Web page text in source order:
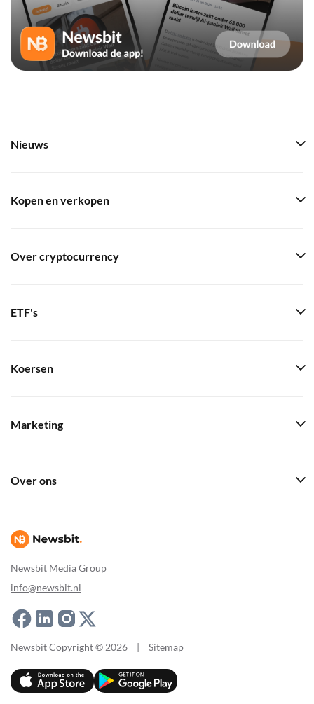
Newsbit Media Group
info@newsbit.nl
Nieuws
Kopen en verkopen
Over cryptocurrency
ETF's
Koersen
Marketing
Over ons
Newsbit Copyright © 2026 | Sitemap